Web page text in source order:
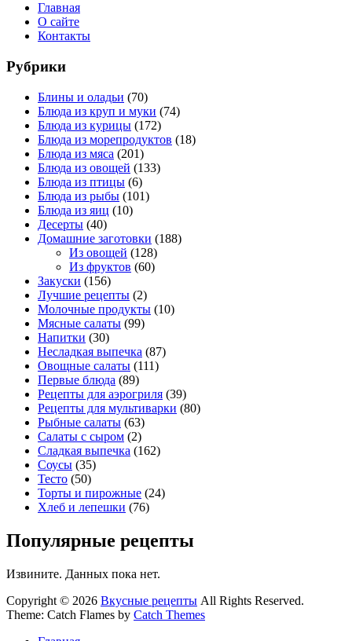
Главная
О сайте
Контакты
Рубрики
Блины и оладьи (70)
Блюда из круп и муки (74)
Блюда из курицы (172)
Блюда из морепродуктов (18)
Блюда из мяса (201)
Блюда из овощей (133)
Блюда из птицы (6)
Блюда из рыбы (101)
Блюда из яиц (10)
Десерты (40)
Домашние заготовки (188)
Из овощей (128)
Из фруктов (60)
Закуски (156)
Лучшие рецепты (2)
Молочные продукты (10)
Мясные салаты (99)
Напитки (30)
Несладкая выпечка (87)
Овощные салаты (111)
Первые блюда (89)
Рецепты для аэрогриля (39)
Рецепты для мультиварки (80)
Рыбные салаты (63)
Салаты с сыром (2)
Сладкая выпечка (162)
Соусы (35)
Тесто (50)
Торты и пирожные (24)
Хлеб и лепешки (76)
Популярные рецепты
Извините. Данных пока нет.
Copyright © 2026 Вкусные рецепты All Rights Reserved.
Theme: Catch Flames by Catch Themes